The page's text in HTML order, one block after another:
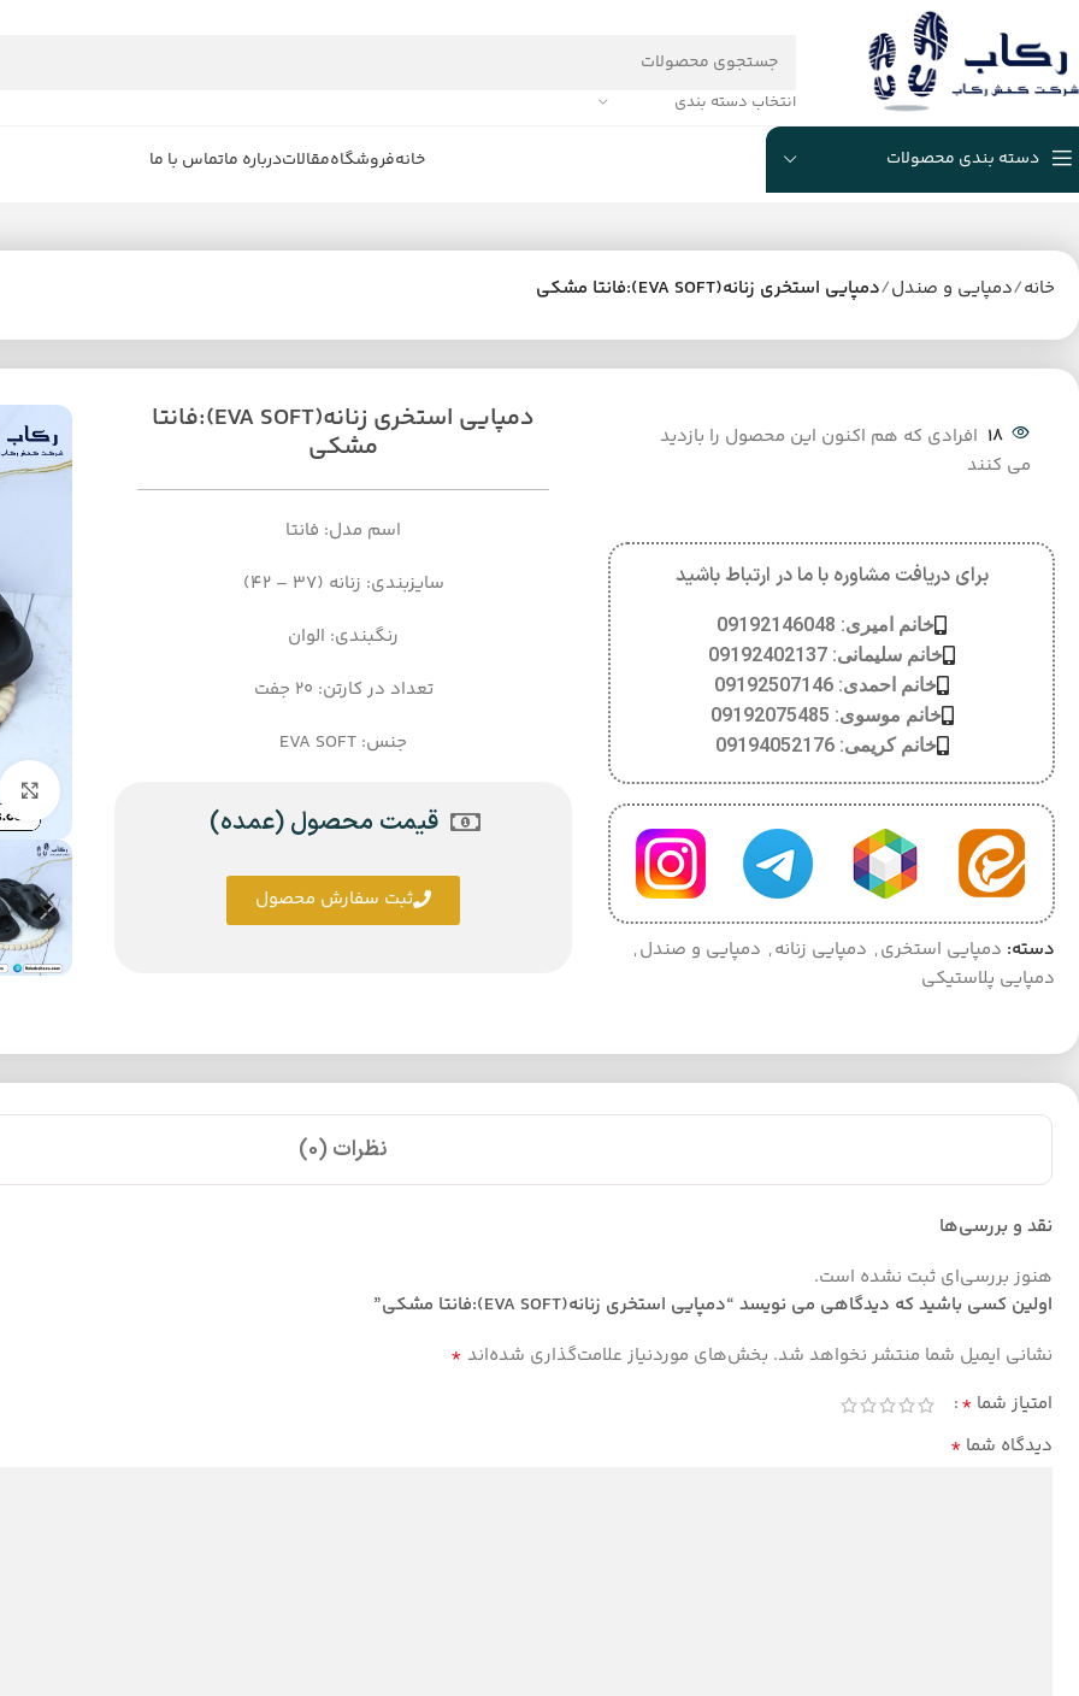
انتخاب دسته بندی
دسته بندی محصولات خانهفروشگاهمقالاتدرباره ماتماس با ما
خانه دمپایی و صندل دمپایی استخری زنانه(EVA SOFT):فانتا مشکی
18 افرادی که هم اکنون این محصول را بازدید
می کنند
برای دریافت مشاوره با ما در ارتباط باشید
خانم امیری: 09192146048
خانم سلیمانی: 09192402137
خانم احمدی: 09192507146
خانم موسوی: 09192075485
خانم کریمی: 09194052176
دسته: دمپایی استخری, دمپایی زنانه, دمپایی و صندل,
دمپایی پلاستیکی
دمپایی استخری زنانه(EVA SOFT):فانتا
مشکی
اسم مدل: فانتا
سایزبندی: زنانه (37 – 42)
رنگبندی: الوان
تعداد در کارتن: 20 جفت
جنس: EVA SOFT
قیمت محصول (عمده)
ثبت سفارش محصول
نظرات (0)
نقد و بررسی‌ها
هنوز بررسی‌ای ثبت نشده است.
اولین کسی باشید که دیدگاهی می نویسد “دمپایی استخری زنانه(EVA SOFT):فانتا مشکی”
نشانی ایمیل شما منتشر نخواهد شد. بخش‌های موردنیاز علامت‌گذاری شده‌اند *
امتیاز شما *
دیدگاه شما *